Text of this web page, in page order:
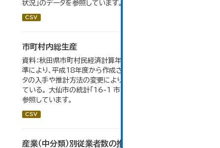
状況」のデータを参照しています。
CSV
市町村内総生産
資料：秋田県市町村民経済計算年報。数値は平成23年基
準により、平成18年度から作成されたもので、 新たなデー
タの入手や推計方法の変更により、毎年度遡及改訂を行っ
ている。 大仙市の統計「16-1 市町村内総生産」のデータを
参照しています。
CSV
産業（中分類）別従業者数の推移